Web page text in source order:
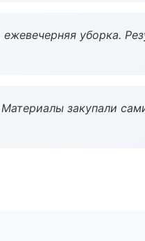
уборка.
закупали